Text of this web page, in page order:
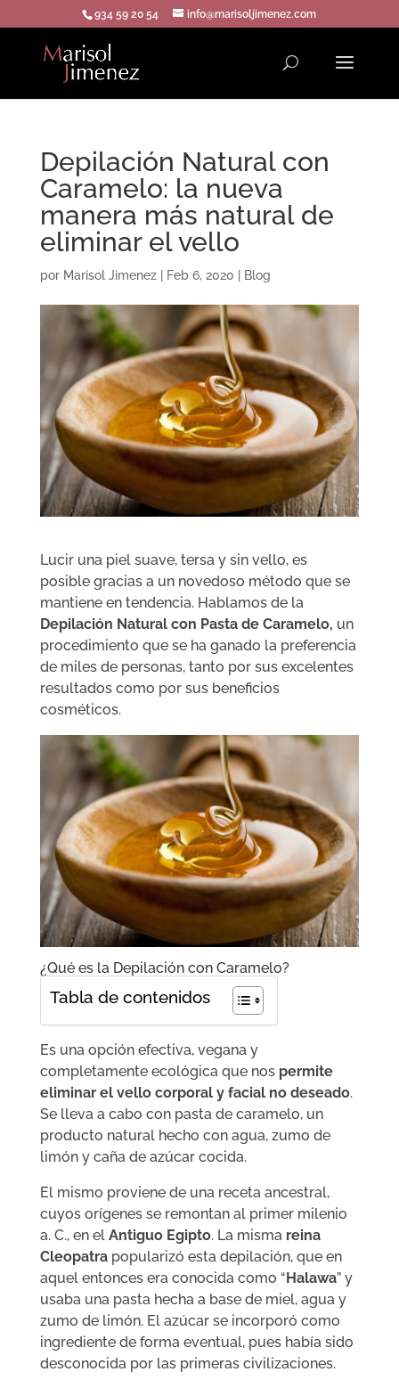
934 59 20 54 info@marisoljimenez.com
Depilación Natural con
Caramelo: la nueva
manera más natural de
eliminar el vello
por Marisol Jimenez| Feb 6, 2020 Blog
Lucir una piel suave, tersa y sin vello, es
posible gracias a un novedoso método que se
mantiene en tendencia. Hablamos de la
Depilación Natural con Pasta de Caramelo, un
procedimiento que se ha ganado la preferencia
de miles de personas, tanto por sus excelentes
resultados como por sus beneficios
cosméticos.
¿Qué es la Depilación con Caramelo?
Tabla de contenidos
Es una opción efectiva, vegana y
completamente ecológica que nos permite
eliminar el vello corporal y facial no deseado.
Se lleva a cabo con pasta de caramelo, un
producto natural hecho con agua, zumo de
limón y caña de azúcar cocida.
El mismo proviene de una receta ancestral,
cuyos orígenes se remontan al primer milenio
a. C., en el Antiguo Egipto. La misma reina
Cleopatrapopularizó esta depilación, que en
aquel entonces era conocida como “Halawa” y
usaba una pasta hecha a base de miel, agua y
zumo de limón. El azúcar se incorporó como
ingrediente de forma eventual, pues había sido
desconocida por las primeras civilizaciones.